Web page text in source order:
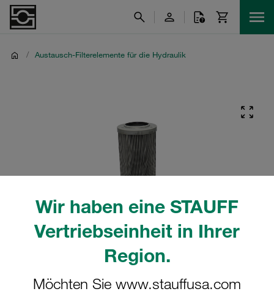
Wir haben eine STAUFF
Vertriebseinheit in Ihrer
Region.
Möchten Sie www.stauffusa.com
/ Austausch-Filterelemente für die Hydraulik